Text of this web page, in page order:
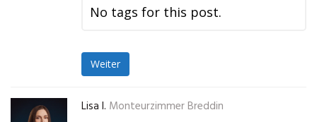
No tags for this post.
Weiter
Lisa I. Monteurzimmer Breddin